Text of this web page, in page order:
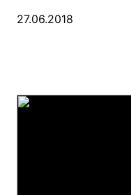
27.06.2018